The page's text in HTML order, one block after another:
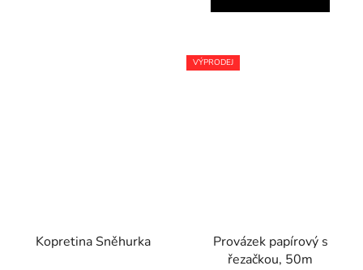
Kopretina Sněhurka
VÝPRODEJ
Provázek papírový s
řezačkou, 50m